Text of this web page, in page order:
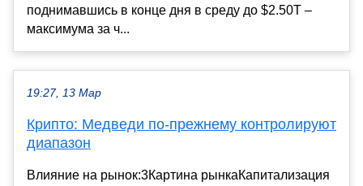
поднимавшись в конце дня в среду до $2.50T –
максимума за ч...
19:27, 13 Мар
Крипто: Медведи по-прежнему контролируют
диапазон
Влияние на рынок:3Картина рынкаКапитализация